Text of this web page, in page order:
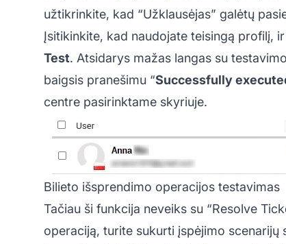
užtikrinkite, kad “Užklausėjas” galėtų
Įsitikinkite, kad naudojate teisingą profilį,
Test. Atsidarys mažas langas su
baigsis pranešimu “Successfully
centre pasirinktame skyriuje.
Bilieto išsprendimo operacijos testavimas
Tačiau ši funkcija neveiks su “Resolve
operaciją, turite sukurti įspėjimo scenarijų